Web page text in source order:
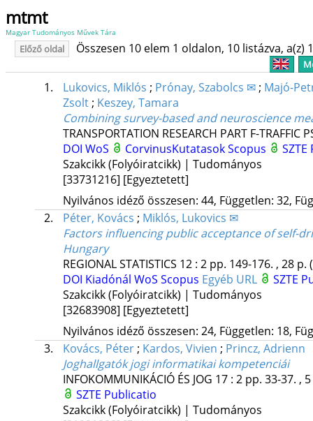
mtmt
Magyar Tudományos Művek Tára
Előző oldal Összesen 10 elem 1 oldalon, 10 listázva, a(z)
1. Lukovics, Miklós ; Prónay, Szabolcs ✉; Majó-
Zsolt; Keszey, Tamara
Combining survey-based and neuroscience
TRANSPORTATION RESEARCH PART F-TRAFFIC
DOI WoS CorvinusKutatasokScopus
Szakcikk (Folyóiratcikk) | Tudományos
[33731216] [Egyeztetett]
Nyilvános idéző összesen: 44, Független: 32,
2.
Péter, Kovács ; Miklós, Lukovics ✉
Factors influencing public acceptance of self-
Hungary
REGIONAL STATISTICS 12: 2 pp. 149-176. , 28 p.
DOI Kiadónál WoS Scopus Egyéb URL
SZTE
Szakcikk (Folyóiratcikk) | Tudományos
[32683908] [Egyeztetett]
Nyilvános idéző összesen: 24, Független: 18,
3.
Kovács, Péter; Kardos, Vivien ; Princz, Adrienn
Joghallgatók jogi informatikai kompetenciái
INFOKOMMUNIKÁCIÓ ÉS JOG 17: 2 pp. 33-37. ,
SZTE Publicatio
Szakcikk (Folyóiratcikk) | Tudományos